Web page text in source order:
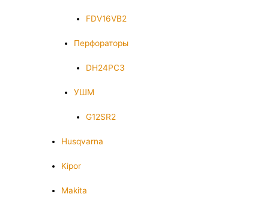
FDV16VB2
Перфораторы
DH24PC3
УШМ
G12SR2
Husqvarna
Kipor
Makita